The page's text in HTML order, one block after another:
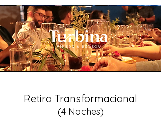
Retiro Transformacional
(4 Noches)